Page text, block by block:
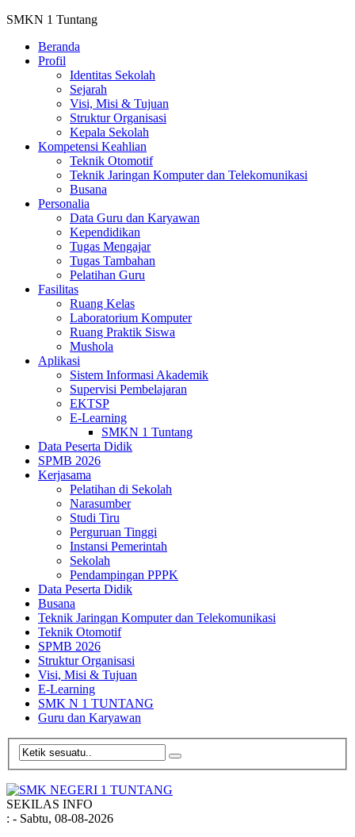
SMKN 1 Tuntang
Beranda
Profil
Identitas Sekolah
Sejarah
Visi, Misi & Tujuan
Struktur Organisasi
Kepala Sekolah
Kompetensi Keahlian
Teknik Otomotif
Teknik Jaringan Komputer dan Telekomunikasi
Busana
Personalia
Data Guru dan Karyawan
Kependidikan
Tugas Mengajar
Tugas Tambahan
Pelatihan Guru
Fasilitas
Ruang Kelas
Laboratorium Komputer
Ruang Praktik Siswa
Mushola
Aplikasi
Sistem Informasi Akademik
Supervisi Pembelajaran
EKTSP
E-Learning
SMKN 1 Tuntang
Data Peserta Didik
SPMB 2026
Kerjasama
Pelatihan di Sekolah
Narasumber
Studi Tiru
Perguruan Tinggi
Instansi Pemerintah
Sekolah
Pendampingan PPPK
Data Peserta Didik
Busana
Teknik Jaringan Komputer dan Telekomunikasi
Teknik Otomotif
SPMB 2026
Struktur Organisasi
Visi, Misi & Tujuan
E-Learning
SMK N 1 TUNTANG
Guru dan Karyawan
SEKILAS INFO
: - Sabtu, 08-08-2026